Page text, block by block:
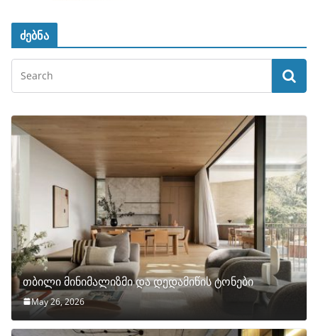
ძებნა
თბილი მინიმალიზმი და დედამიწის ტონები
May 26, 2026